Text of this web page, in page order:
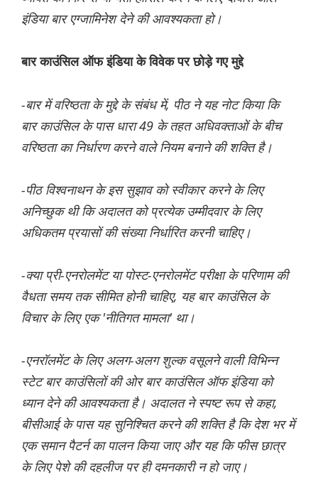
इंडिया बार एग्जामिनेश देने की आवश्यकता हो।
बार काउंसिल ऑफ इंडिया के विवेक पर छोड़े गए मुद्दे
-बार में वरिष्ठता के मुद्दे के संबंध में, पीठ ने यह नोट किया कि
बार काउंसिल के पास धारा 49 के तहत अधिवक्ताओं के बीच
वरिष्ठता का निर्धारण करने वाले नियम बनाने की शक्ति है।
-पीठ विश्वनाथन के इस सुझाव को स्वीकार करने के लिए
अनिच्छुक थी कि अदालत को प्रत्येक उम्मीदवार के लिए
अधिकतम प्रयासों की संख्या निर्धारित करनी चाहिए।
-क्या प्री-एनरोलमेंट या पोस्ट-एनरोलमेंट परीक्षा के परिणाम की
वैधता समय तक सीमित होनी चाहिए, यह बार काउंसिल के
विचार के लिए एक 'नीतिगत मामला' था।
-एनरॉलमेंट के लिए अलग-अलग शुल्क वसूलने वाली विभिन्न
स्टेट बार काउंसिलों की ओर बार काउंसिल ऑफ इंडिया को
ध्यान देने की आवश्यकता है। अदालत ने स्पष्ट रूप से कहा,
बीसीआई के पास यह सुनिश्चित करने की शक्ति है कि देश भर में
एक समान पैटर्न का पालन किया जाए और यह कि फीस छात्र
के लिए पेशे की दहलीज पर ही दमनकारी न हो जाए।